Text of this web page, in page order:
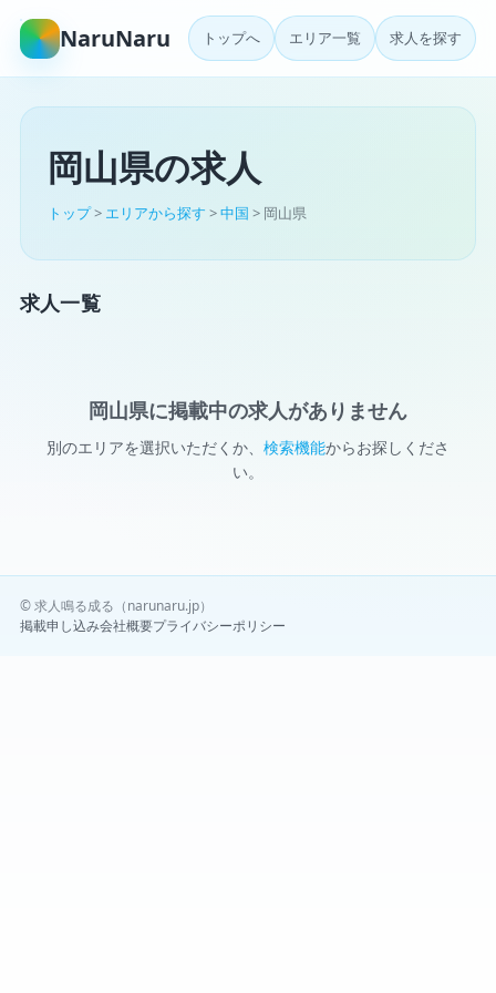
NaruNaru トップへ エリア一覧 求人を探す
岡山県の求人
トップ> エリアから探す >中国 > 岡山県
求人一覧
岡山県に掲載中の求人がありません
別のエリアを選択いただくか、 検索機能からお探しくださ
い。
© 求人鳴る成る（narunaru.jp）
掲載申し込み会社概要プライバシーポリシー